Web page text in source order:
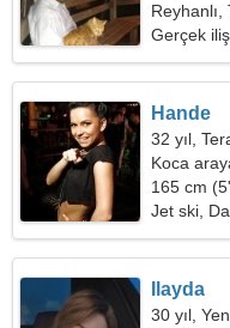
Reyhanlı,
Gerçek
Hande
32 yıl,
Koca
165 cm
Jet ski,
Ilayda
30 yıl,